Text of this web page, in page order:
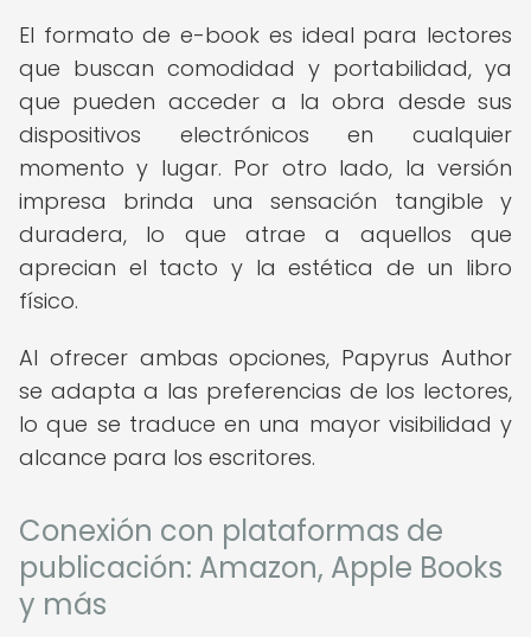
El formato de e-book es ideal para lectores
que buscan comodidad y portabilidad, ya
que pueden acceder a la obra desde sus
dispositivos electrónicos en cualquier
momento y lugar. Por otro lado, la versión
impresa brinda una sensación tangible y
duradera, lo que atrae a aquellos que
aprecian el tacto y la estética de un libro
físico.
Al ofrecer ambas opciones, Papyrus Author
se adapta a las preferencias de los lectores,
lo que se traduce en una mayor visibilidad y
alcance para los escritores.
Conexión con plataformas de
publicación: Amazon, Apple Books
y más